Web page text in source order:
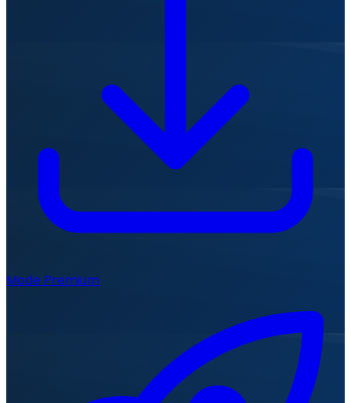
Mode Premium